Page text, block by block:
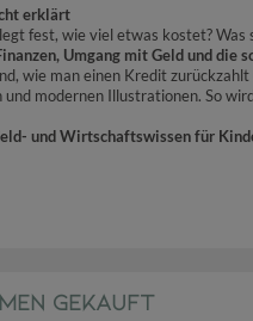
erklärt
fest, wie viel etwas kostet?
Umgang mit Geld und
wie man einen Kredit
modernen Illustrationen. So
und Wirtschaftswissen für
GEKAUFT